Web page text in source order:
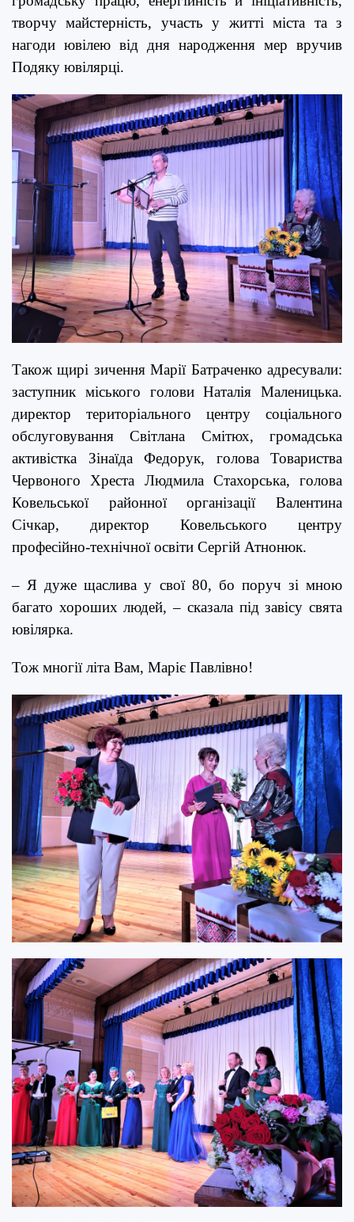
творчу майстерність, участь у житті міста та з
нагоди ювілею від дня народження мер вручив
Подяку ювілярці.
Також щирі зичення Марії Батраченко адресували:
заступник міського голови Наталія Маленицька.
директор територіального центру соціального
обслуговування Світлана Смітюх, громадська
активістка Зінаїда Федорук, голова Товариства
Червоного Хреста Людмила Стахорська, голова
Ковельської районної організації Валентина
Січкар, директор Ковельського
центру
професійно-технічної освіти Сергій Атнонюк.
– Я дуже щаслива у свої 80, бо поруч зі мною
багато хороших людей, – сказала під завісу свята
ювілярка.
Тож многії літа Вам, Маріє Павлівно!